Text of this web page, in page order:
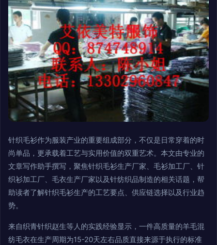
针织毛衫作为服装产业的重要组成部分，不仅是日常穿着的时
尚单品，更承载着工艺与实用价值的双重艺术。本文由专业的
文章写作助手撰写，聚焦针织毛衫生产厂家、毛衫加工厂、针
织衫加工厂、毛衣生产厂家以及针纺织品制造的相关话题，帮
助读者了解针织毛衫生产的工艺要点、供应链选择以及行业趋
势。
来自织青针织赵生等人的实践经验显示，一件高质量的羊毛混
纺毛衣在生产周期为15-20天左右品质直接来源于执行的标准